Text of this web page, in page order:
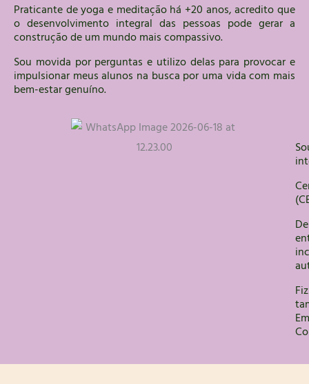
Praticante de yoga e meditação há +20 anos, acredito que
o desenvolvimento integral das pessoas pode gerar a
construção de um mundo mais compassivo.
Sou movida por perguntas e utilizo delas para provocar e
impulsionar meus alunos na busca por uma vida com mais
bem-estar genuíno.